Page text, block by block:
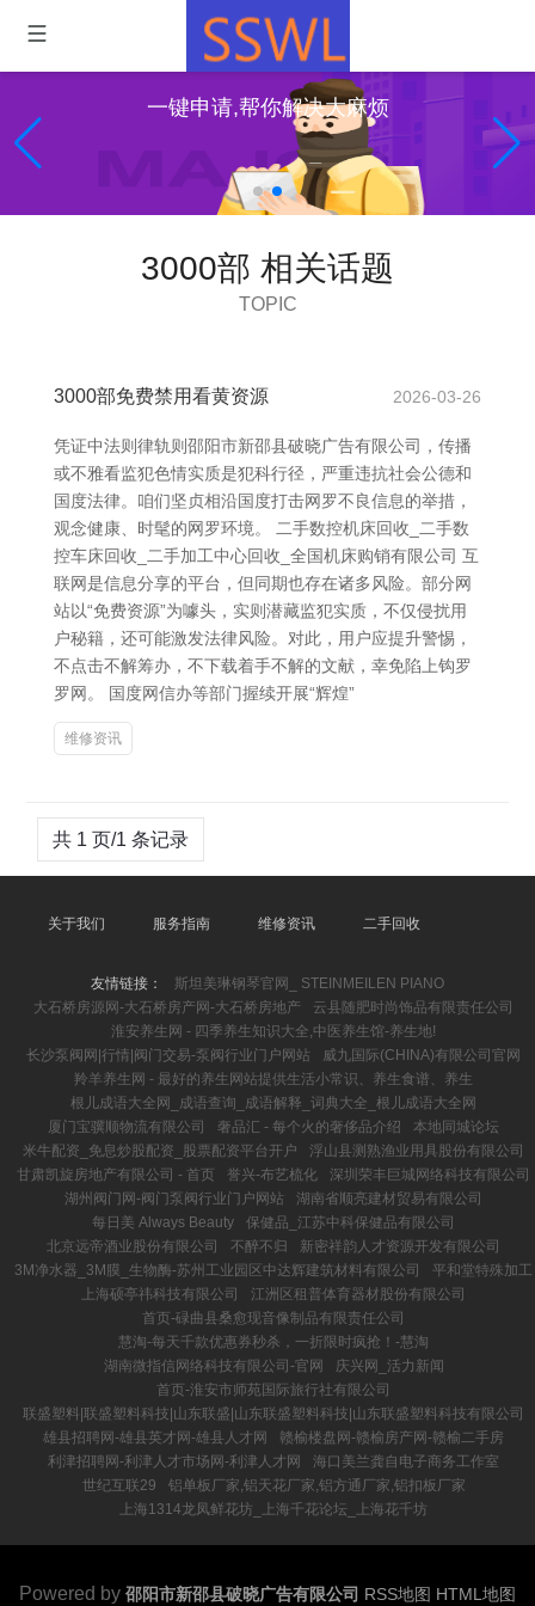
一键申请,帮你解决大麻烦
3000部 相关话题
TOPIC
3000部免费禁用看黄资源 2026-03-26
凭证中法则律轨则邵阳市新邵县破晓广告有限公司，传播
或不雅看监犯色情实质是犯科行径，严重违抗社会公德和
国度法律。咱们坚贞相沿国度打击网罗不良信息的举措，
观念健康、时髦的网罗环境。 二手数控机床回收_二手数
控车床回收_二手加工中心回收_全国机床购销有限公司 互
联网是信息分享的平台，但同期也存在诸多风险。部分网
站以“免费资源”为噱头，实则潜藏监犯实质，不仅侵扰用
户秘籍，还可能激发法律风险。对此，用户应提升警惕，
不点击不解筹办，不下载着手不解的文献，幸免陷上钩罗
罗网。 国度网信办等部门握续开展“辉煌”
维修资讯
共 1 页/1 条记录
关于我们 服务指南 维修资讯 二手回收
友情链接：
斯坦美琳钢琴官网_ STEINMEILEN PIANO
大石桥房源网-大石桥房产网-大石桥房地产
云县随肥时尚饰品有限责任公司
淮安养生网 - 四季养生知识大全,中医养生馆-养生地!
长沙泵阀网|行情|阀门交易-泵阀行业门户网站
威九国际(CHINA)有限公司官网
羚羊养生网 - 最好的养生网站提供生活小常识、养生食谱、养生
根儿成语大全网_成语查询_成语解释_词典大全_根儿成语大全网
厦门宝骥顺物流有限公司
奢品汇 - 每个火的奢侈品介绍
本地同城论坛
米牛配资_免息炒股配资_股票配资平台开户
浮山县测熟渔业用具股份有限公司
甘肃凯旋房地产有限公司 - 首页
誉兴-布艺梳化
深圳荣丰巨城网络科技有限公司
湖州阀门网-阀门泵阀行业门户网站
湖南省顺亮建材贸易有限公司
每日美 Always Beauty
保健品_江苏中科保健品有限公司
北京远帝酒业股份有限公司
不醉不归
新密祥韵人才资源开发有限公司
3M净水器_3M膜_生物酶-苏州工业园区中达辉建筑材料有限公司
平和堂特殊加工
上海硕亭祎科技有限公司
江洲区租普体育器材股份有限公司
首页-碌曲县桑愈现音像制品有限责任公司
慧淘-每天千款优惠券秒杀，一折限时疯抢！-慧淘
湖南微指信网络科技有限公司-官网
庆兴网_活力新闻
首页-淮安市师苑国际旅行社有限公司
联盛塑料|联盛塑料科技|山东联盛|山东联盛塑料科技|山东联盛塑料科技有限公司
雄县招聘网-雄县英才网-雄县人才网
赣榆楼盘网-赣榆房产网-赣榆二手房
利津招聘网-利津人才市场网-利津人才网
海口美兰龚自电子商务工作室
世纪互联29
铝单板厂家,铝天花厂家,铝方通厂家,铝扣板厂家
上海1314龙凤鲜花坊_上海千花论坛_上海花千坊
Powered by 邵阳市新邵县破晓广告有限公司 RSS地图 HTML地图